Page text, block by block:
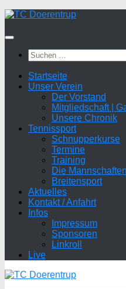
Zum
springen
Suchen
nach:
Startseite
Unser Verein
Der Vorstand
Mitgliedschaft |
Unsere Chronik
Tennissport
Schnupperkurse
Termine
Training
Die Mannschaften
Breitensport
Aktuelles
Kontakt / Anfahrt
Infos
Impressum
Sponsoren
Linkroll
Live